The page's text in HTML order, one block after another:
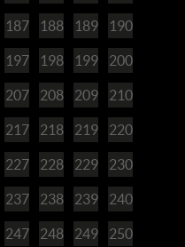
187 188 189 190
197 198 199 200
207 208 209 210
217 218 219 220
227 228 229 230
237 238 239 240
247 248 249 250